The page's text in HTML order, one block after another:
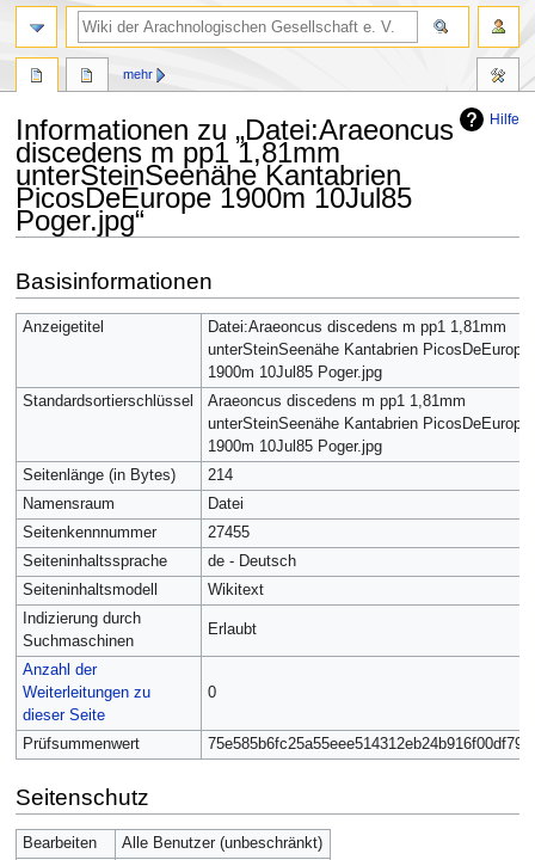
Hilfe
Informationen zu „Datei:Araeoncus
discedens m pp1 1,81mm
unterSteinSeenähe Kantabrien
PicosDeEurope 1900m 10Jul85
Poger.jpg“
Navigation
springen
Suche
springen
Basisinformationen
Anzeigetitel
Datei:Araeoncus discedens m pp1 1,81mm
unterSteinSeenähe Kantabrien PicosDeEurope
1900m 10Jul85 Poger.jpg
Standardsortierschlüssel
Araeoncus discedens m pp1 1,81mm
unterSteinSeenähe Kantabrien PicosDeEurope
1900m 10Jul85 Poger.jpg
Seitenlänge (in Bytes)
214
Namensraum
Datei
Seitenkennnummer
27455
Seiteninhaltssprache
de - Deutsch
Seiteninhaltsmodell
Wikitext
Indizierung durch
Suchmaschinen
Erlaubt
Anzahl der
Weiterleitungen zu
dieser Seite
0
Prüfsummenwert 75e585b6fc25a55eee514312eb24b916f00df79c
Seitenschutz
Bearbeiten
Alle Benutzer (unbeschränkt)
mehr